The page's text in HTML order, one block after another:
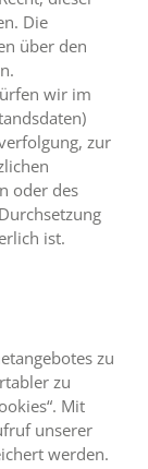
Die
über den
wir im
zur
oder des
ist.
zu
zu
Mit
unserer
werden.